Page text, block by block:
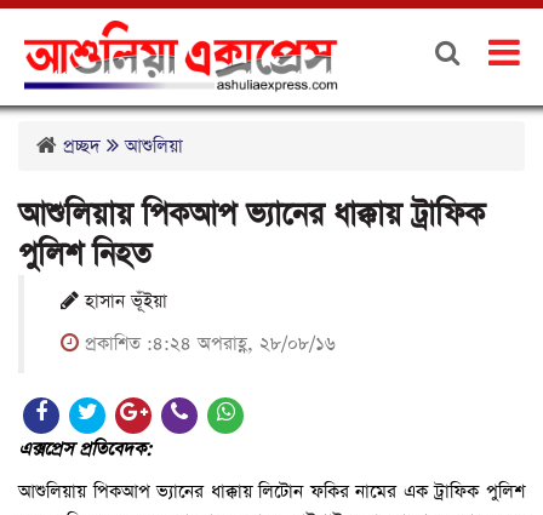
প্রচ্ছদ আশুলিয়া
আশুলিয়ায় পিকআপ ভ্যানের ধাক্কায় ট্রাফিক
পুলিশ নিহত
হাসান ভূঁইয়া
প্রকাশিত :৪:২৪ অপরাহ্ণ, ২৮/০৮/১৬
এক্সপ্রেস প্রতিবেদক:
আশুলিয়ায় পিকআপ ভ্যানের ধাক্কায় লিটোন ফকির নামের এক ট্রাফিক পুলিশ